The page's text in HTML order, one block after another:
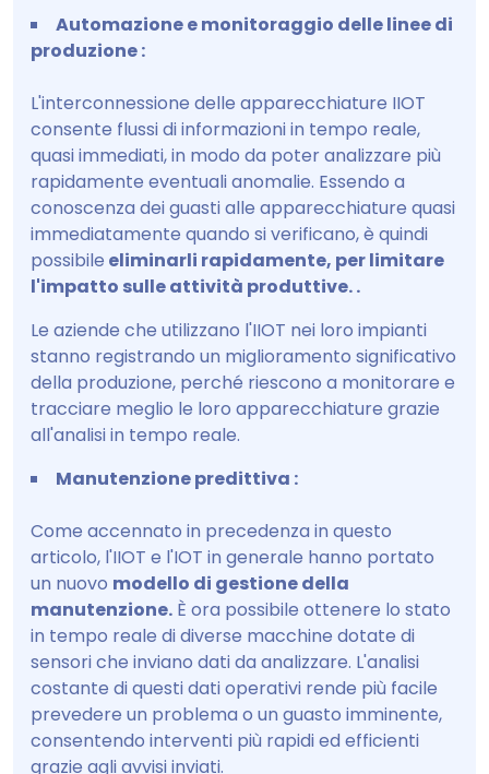
Automazione e monitoraggio delle linee di
produzione :
L'interconnessione delle apparecchiature IIOT
consente flussi di informazioni in tempo reale,
quasi immediati, in modo da poter analizzare più
rapidamente eventuali anomalie. Essendo a
conoscenza dei guasti alle apparecchiature quasi
immediatamente quando si verificano, è quindi
possibile eliminarli rapidamente, per limitare
l'impatto sulle attività produttive. .
Le aziende che utilizzano l'IIOT nei loro impianti
stanno registrando un miglioramento significativo
della produzione, perché riescono a monitorare e
tracciare meglio le loro apparecchiature grazie
all'analisi in tempo reale.
Manutenzione predittiva :
Come accennato in precedenza in questo
articolo, l'IIOT e l'IOT in generale hanno portato
un nuovo modello di gestione della
manutenzione. È ora possibile ottenere lo stato
in tempo reale di diverse macchine dotate di
sensori che inviano dati da analizzare. L'analisi
costante di questi dati operativi rende più facile
prevedere un problema o un guasto imminente,
consentendo interventi più rapidi ed efficienti
grazie agli avvisi inviati.